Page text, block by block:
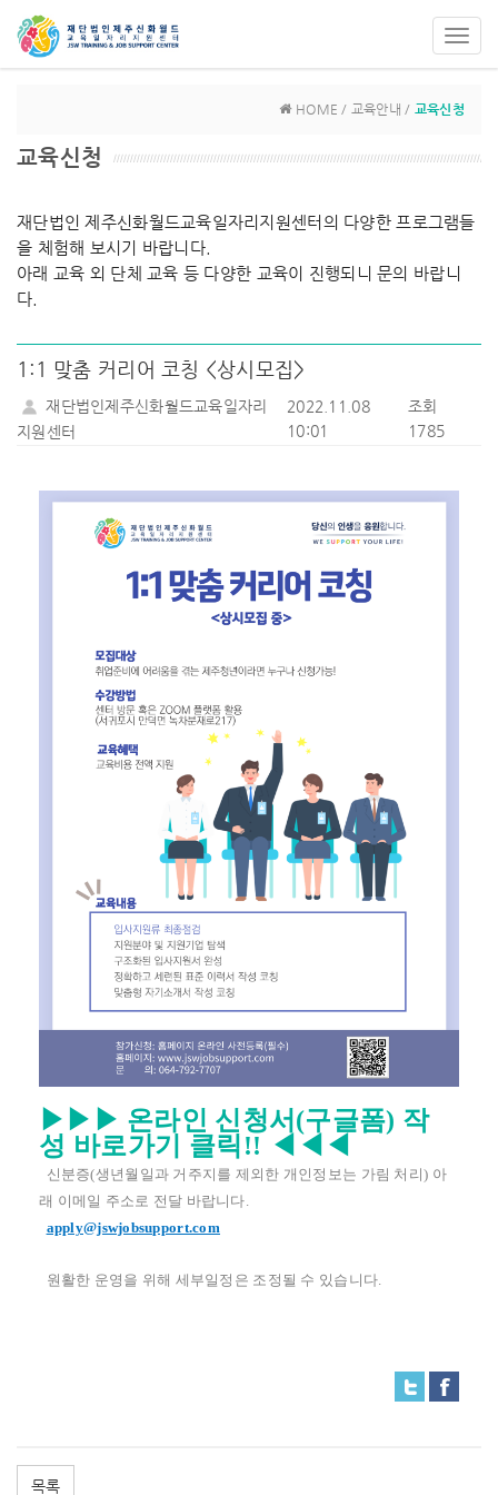
HOME / 교육안내 / 교육신청
교육신청
재단법인 제주신화월드교육일자리지원센터의 다양한 프로그램들
을 체험해 보시기 바랍니다.
아래 교육 외 단체 교육 등 다양한 교육이 진행되니 문의 바랍니
다.
1:1 맞춤 커리어 코칭 <상시모집>
재단법인제주신화월드교육일자리
지원센터
2022.11.08
10:01
조회
1785
▶ ▶ ▶ 온라인 신청서(구글폼) 작
성 바로가기 클릭!! ◀ ◀ ◀
신분증(생년월일과 거주지를 제외한 개인정보는 가림 처리) 아
래 이메일 주소로 전달 바랍니다
apply@jswjobsupport.com
원활한 운영을 위해 세부일정은 조정될 수 있습니다.
목록